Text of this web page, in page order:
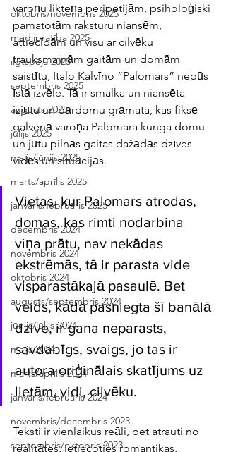
oktobris/novembris 2025
medijpratība 2025
ilgtspēja 2025
septembris 2025
augusts 2025
jūlijs 2025
maijs/jūnijs 2025
marts/aprīlis 2025
janvāris/februāris 2025
decembris 2024
novembris 2024
oktobris 2024
augusts/septembris 2024
jūnijs/jūlijs 2024
maijs 2024
marts/aprīlis 2024
janvāris/februāris 2024
novembris/decembris 2023
septembris/oktobris 2023
varoņu likteņa peripetijām, psiholoģiski
pamatotām raksturu niansēm,
attiecībām un visu ar cilvēku
trauksmainām gaitām un domām
saistītu, Italo Kalvīno “Palomars” nebūs
īstā izvēle. Tā ir smalka un niansēta
izjūtu un pārdomu grāmata, kas fiksē
galvenā varoņa Palomara kunga domu
un jūtu pilnās gaitas dažādās dzīves
vidēs un situācijās.
Vietas, kur Palomars atrodas,
domas, kas rimti nodarbina
viņa prātu, nav nekādas
ekstrēmās, tā ir parasta vide
visparastākajā pasaulē. Bet
veids, kādā pasniegta šī banālā
dzīve, ir gana neparasts,
savdabīgs, svaigs, jo tas ir
autora oriģinālais skatījums uz
lietām, vidi, cilvēku.
Teksti ir vienlaikus reāli, bet atrauti no
realitātes, ietiecoties romantikas,